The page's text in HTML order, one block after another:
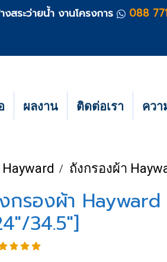
สระว่ายน้ำ งานโครงการ 088
ผลงาน ติดต่อเรา ควา
ถังกรองผ้า
กรองผ้า
34.5"]